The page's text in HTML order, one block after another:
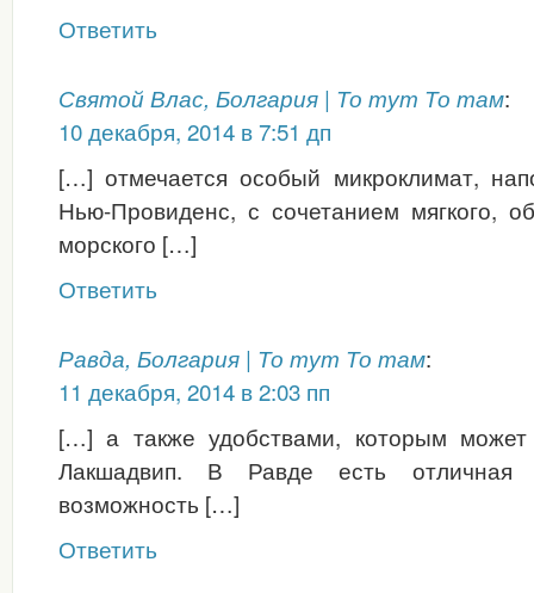
Ответить
Святой Влас, Болгария | То тут То там:
10 декабря, 2014 в 7:51 дп
[…] отмечается особый микроклимат,
Нью-Провиденс, с сочетанием мягкого,
морского […]
Ответить
Равда, Болгария | То тут То там:
11 декабря, 2014 в 2:03 пп
[…] а также удобствами, которым может
Лакшадвип. В Равде есть отличная
возможность […]
Ответить